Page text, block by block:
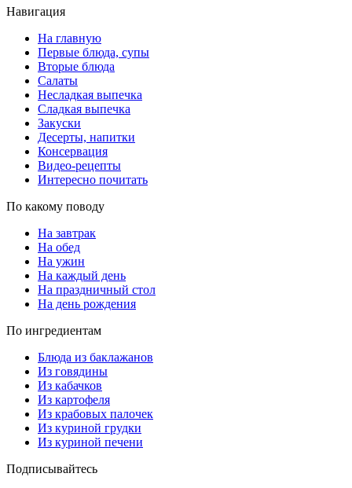
Навигация
На главную
Первые блюда, супы
Вторые блюда
Салаты
Несладкая выпечка
Сладкая выпечка
Закуски
Десерты, напитки
Консервация
Видео-рецепты
Интересно почитать
По какому поводу
На завтрак
На обед
На ужин
На каждый день
На праздничный стол
На день рождения
По ингредиентам
Блюда из баклажанов
Из говядины
Из кабачков
Из картофеля
Из крабовых палочек
Из куриной грудки
Из куриной печени
Подписывайтесь